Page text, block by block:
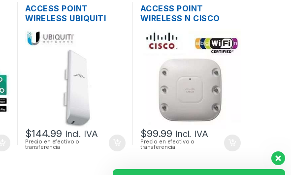
ACCESS POINT
WIRELESS UBIQUITI
AIRMAX 5GHZ 16DBI
MIMO 500MW 150MBPS
$144.99 Incl. IVA
Precio en efectivo o
transferencia
ACCESS POINT
WIRELESS N CISCO
A-K9 DUAL BAND
600MBPS GIGABIT
SOPORTE POE
$99.99 Incl. IVA
Precio en efectivo o
transferencia